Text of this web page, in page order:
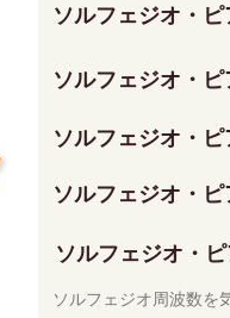
ソルフェジオ・
ソルフェジオ・
ソルフェジオ・
ソルフェジオ・
ソルフェジオ・
ソルフェジオ周波数を